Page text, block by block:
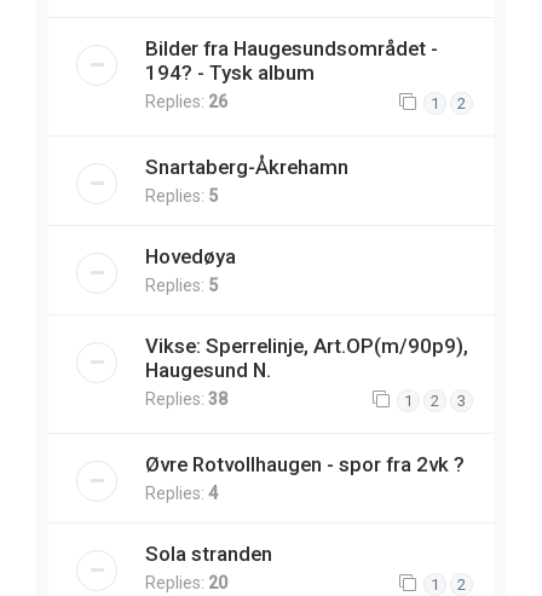
Bilder fra Haugesundsområdet -
194? - Tysk album
Replies: 26 1 2
Snartaberg-Åkrehamn
Replies: 5
Hovedøya
Replies: 5
Vikse: Sperrelinje, Art.OP(m/90p9),
Haugesund N.
Replies: 38 1 2 3
Øvre Rotvollhaugen - spor fra 2vk ?
Replies: 4
Sola stranden
Replies: 20 1 2